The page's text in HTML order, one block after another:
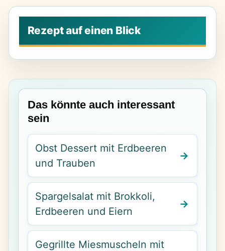
Das könnte auch interessant
sein
Obst Dessert mit Erdbeeren
und Trauben
Spargelsalat mit Brokkoli,
Erdbeeren und Eiern
Gegrillte Miesmuscheln mit